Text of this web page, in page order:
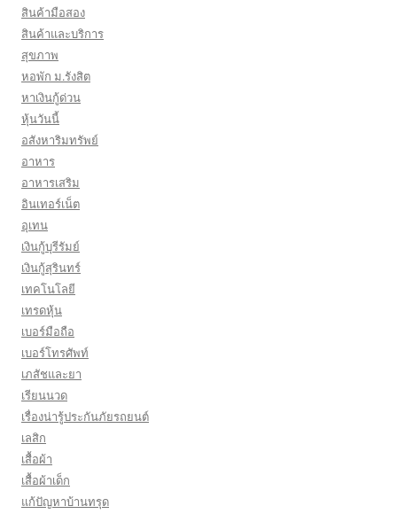
สินค้ามือสอง
สินค้าและบริการ
สุขภาพ
หอพัก ม.รังสิต
หาเงินกู้ด่วน
หุ้นวันนี้
อสังหาริมทรัพย์
อาหาร
อาหารเสริม
อินเทอร์เน็ต
อุเทน
เงินกู้บุรีรัมย์
เงินกู้สุรินทร์
เทคโนโลยี
เทรดหุ้น
เบอร์มือถือ
เบอร์โทรศัพท์
เภสัชและยา
เรียนนวด
เรื่องน่ารู้ประกันภัยรถยนต์
เลสิก
เสื้อผ้า
เสื้อผ้าเด็ก
แก้ปัญหาบ้านทรุด